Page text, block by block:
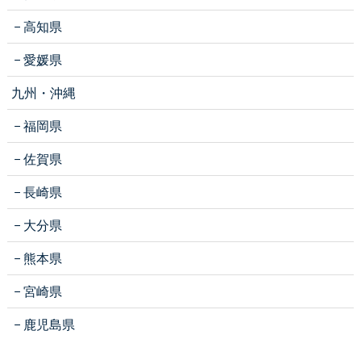
高知県
愛媛県
九州・沖縄
福岡県
佐賀県
長崎県
大分県
熊本県
宮崎県
鹿児島県